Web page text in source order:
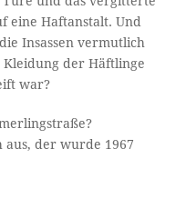
eine Haftanstalt. Und
Insassen vermutlich
Kleidung der Häftlinge
war?
aus, der wurde 1967